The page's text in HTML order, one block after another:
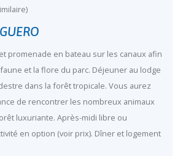
promenade en bateau sur les canaux afin
et la flore du parc. Déjeuner au lodge
dans la forêt tropicale. Vous aurez
de rencontrer les nombreux animaux
luxuriante. Après-midi libre ou
en option (voir prix). Dîner et logement